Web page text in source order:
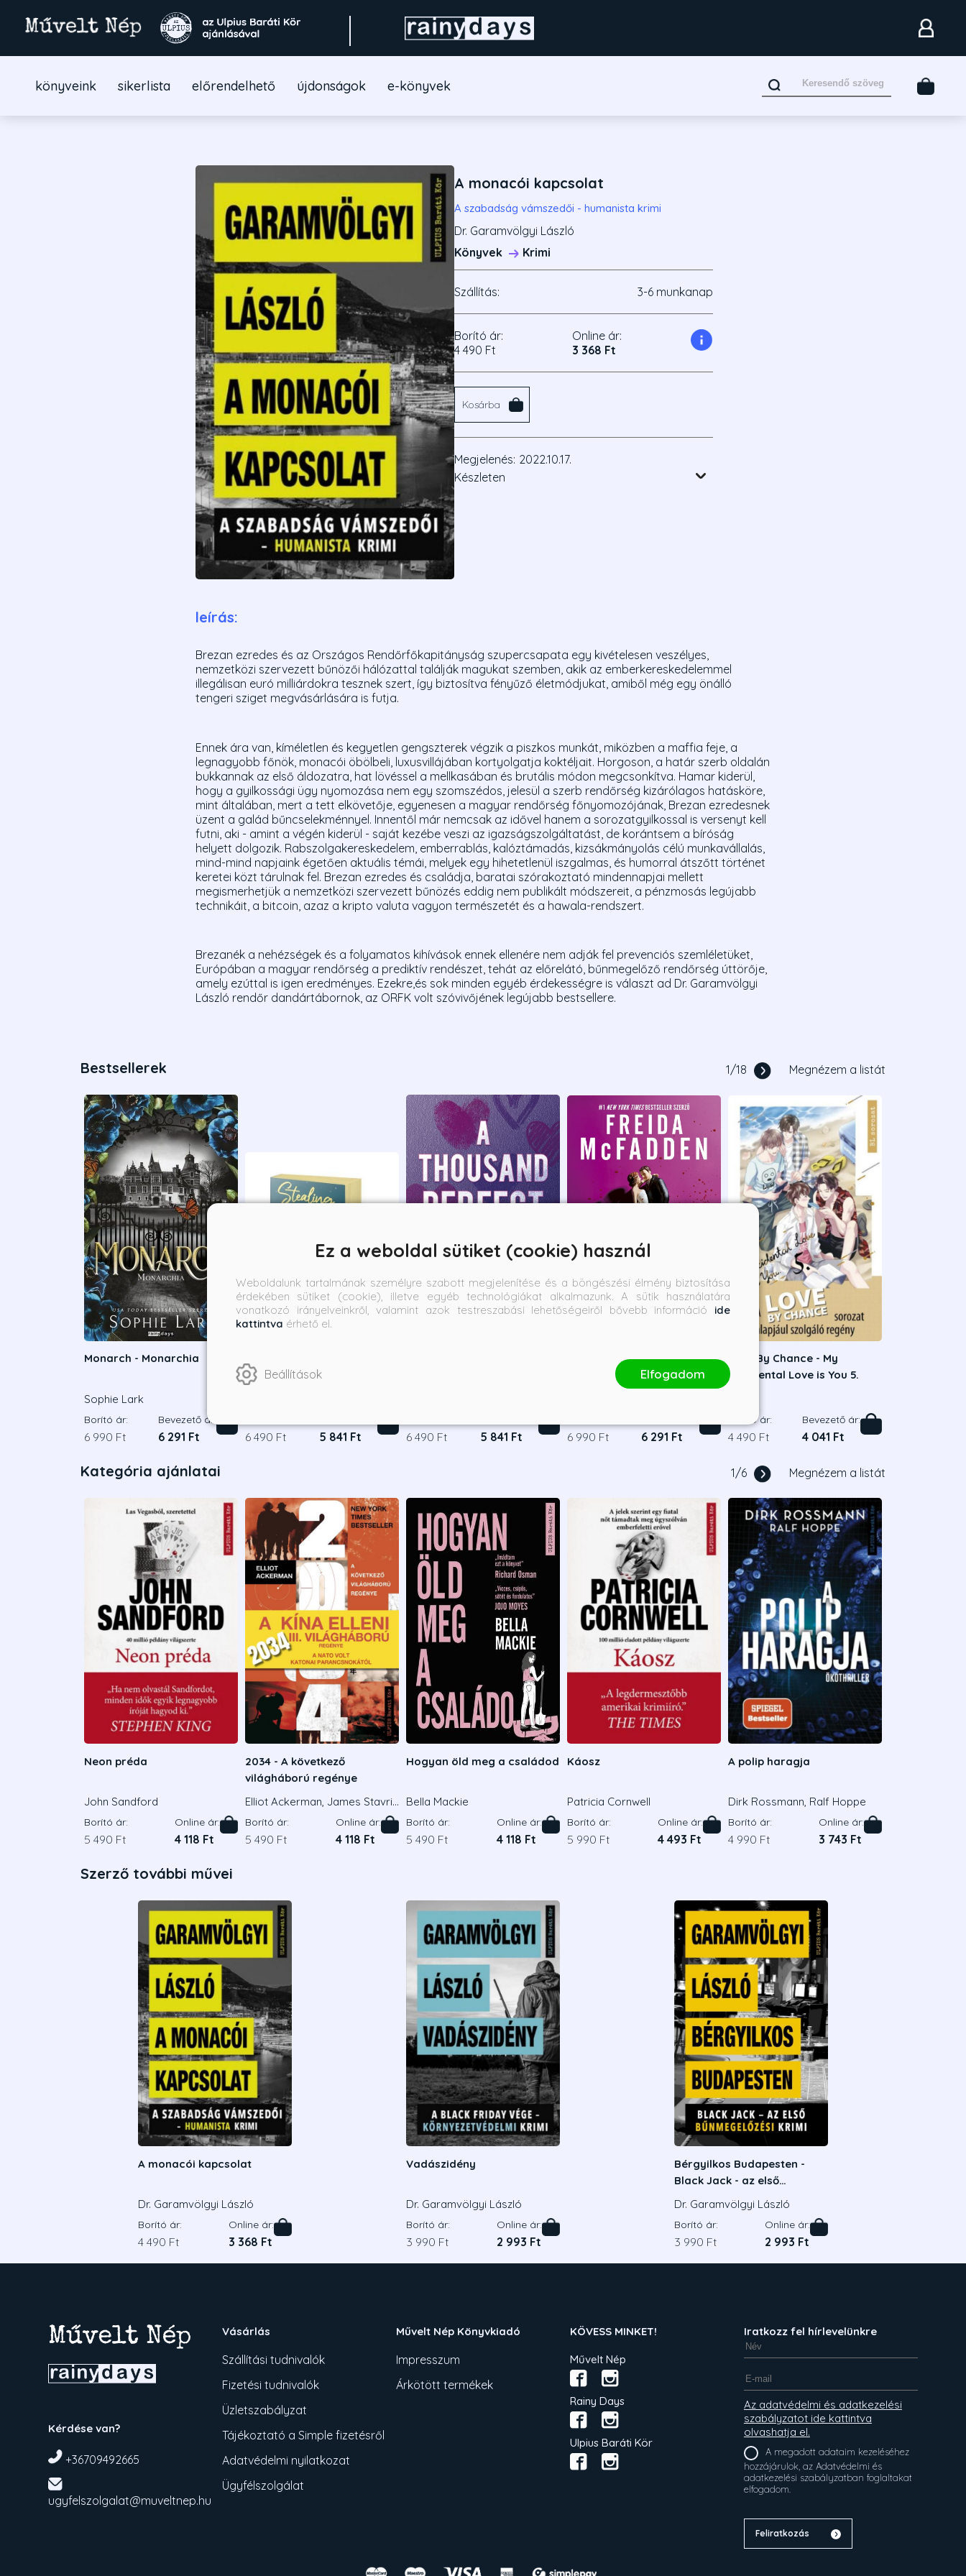
könyveink sikerlista előrendelhető újdonságok e-könyvek
A monacói kapcsolat
A szabadság vámszedői - humanista krimi
Dr. Garamvölgyi László
Könyvek
Krimi
Szállítás: 3-6 munkanap
Borító ár:
4 490 Ft
Online ár:
3 368 Ft
Kosárba
Megjelenés: 2022.10.17.
Készleten
leírás:
Brezan ezredes és az Országos Rendőrfőkapitányság szupercsapata egy kivételesen veszélyes,
nemzetközi szervezett bűnözői hálózattal találják magukat szemben, akik az emberkereskedelemmel
illegálisan euró milliárdokra tesznek szert, így biztosítva fényűző életmódjukat, amiből még egy önálló
tengeri sziget megvásárlására is futja.
Ennek ára van, kíméletlen és kegyetlen gengszterek végzik a piszkos munkát, miközben a maffia feje, a
legnagyobb főnök, monacói öbölbeli, luxusvillájában kortyolgatja koktéljait. Horgoson, a határ szerb oldalán
bukkannak az első áldozatra, hat lövéssel a mellkasában és brutális módon megcsonkítva. Hamar kiderül,
hogy a gyilkossági ügy nyomozása nem egy szomszédos, jelesül a szerb rendőrség kizárólagos hatásköre,
mint általában, mert a tett elkövetője, egyenesen a magyar rendőrség főnyomozójának, Brezan ezredesnek
üzent a galád bűncselekménnyel. Innentől már nemcsak az idővel hanem a sorozatgyilkossal is versenyt kell
futni, aki - amint a végén kiderül - saját kezébe veszi az igazságszolgáltatást, de korántsem a bíróság
helyett dolgozik. Rabszolgakereskedelem, emberrablás, kalóztámadás, kizsákmányolás célú munkavállalás,
mind-mind napjaink égetően aktuális témái, melyek egy hihetetlenül iszgalmas, és humorral átszőtt történet
keretei közt tárulnak fel. Brezan ezredes és családja, baratai szórakoztató mindennapjai mellett
megismerhetjük a nemzetközi szervezett bűnözés eddig nem publikált módszereit, a pénzmosás legújabb
technikáit, a bitcoin, azaz a kripto valuta vagyon természetét és a hawala-rendszert.
Brezanék a nehézségek és a folyamatos kihívások ennek ellenére nem adják fel prevenciós szemléletüket,
Európában a magyar rendőrség a prediktív rendészet, tehát az előrelátó, bűnmegelőző rendőrség úttörője,
amely ezúttal is igen eredményes. Ezekre,és sok minden egyéb érdekességre is választ ad Dr. Garamvölgyi
László rendőr dandártábornok, az ORFK volt szóvivőjének legújabb bestsellere.
Bestsellerek 1/18 Megnézem a listát
Monarch - Monarchia
Sophie Lark
Borító ár:
6 990 Ft
Bevezető ár:
6 291 Ft
Éldekorált kiadás
6 490 Ft 5 841 Ft 6 490 Ft 5 841 Ft
The Divorce - A válás
6 990 Ft 6 291 Ft
Love By Chance - My
Accidental Love is You 5.
Borító ár:
4 490 Ft
Bevezető ár:
4 041 Ft
Kategória ajánlatai 1/6 Megnézem a listát
Neon préda
John Sandford
Borító ár:
5 490 Ft
Online ár:
4 118 Ft
2034 - A következő
világháború regénye
Elliot Ackerman, James Stavrid
Borító ár:
5 490 Ft
Online ár:
4 118 Ft
Hogyan öld meg a családod
Bella Mackie
Borító ár:
5 490 Ft
Online ár:
4 118 Ft
Káosz
Patricia Cornwell
Borító ár:
5 990 Ft
Online ár:
4 493 Ft
A polip haragja
Dirk Rossmann, Ralf Hoppe
Borító ár:
4 990 Ft
Online ár:
3 743 Ft
Szerző további művei
A monacói kapcsolat
Dr. Garamvölgyi László
Borító ár:
4 490 Ft
Online ár:
3 368 Ft
Vadászidény
Dr. Garamvölgyi László
Borító ár:
3 990 Ft
Online ár:
2 993 Ft
Bérgyilkos Budapesten -
Black Jack - az első
Dr. Garamvölgyi László
Borító ár:
3 990 Ft
Online ár:
2 993 Ft
Kérdése van?
+36709492665
ugyfelszolgalat@muveltnep.hu
Vásárlás
Szállítási tudnivalók
Fizetési tudnivalók
Üzletszabályzat
Tájékoztató a Simple fizetésről
Adatvédelmi nyilatkozat
Ügyfélszolgálat
Művelt Nép Könyvkiadó
Impresszum
Árkötött termékek
KÖVESS MINKET!
Művelt Nép
Rainy Days
Ulpius Baráti Kör
Iratkozz fel hírlevelünkre
Az adatvédelmi és adatkezelési
szabályzatot ide kattintva
olvashatja el.
A megadott adataim kezeléséhez
hozzájárulok, az Adatvédelmi és
adatkezelési szabályzatban foglaltakat
elfogadom.
Feliratkozás
Ez a weboldal sütiket (cookie) használ
Weboldalunk tartalmának személyre szabott megjelenítése és a böngészési élmény biztosítása
érdekében sütiket (cookie), illetve egyéb technológiákat alkalmazunk. A sütik használatára
vonatkozó irányelveinkről, valamint azok testreszabási lehetőségeiről bővebb információ ide
kattintva érhető el.
Beállítások Elfogadom